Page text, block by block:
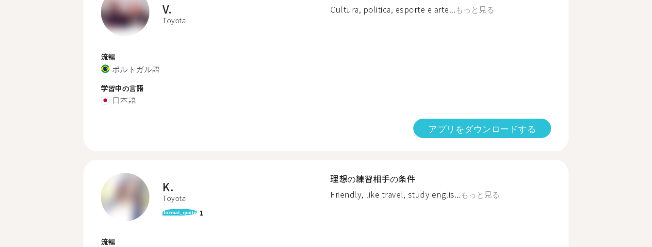
V.
Toyota
流暢
ポルトガル語
学習中の言語
日本語
Cultura, politica, esporte e arte...もっと見る
アプリをダウンロードする
K.
Toyota
format_quote 1
流暢
理想の練習相手の条件
Friendly, like travel, study englis...もっと見る